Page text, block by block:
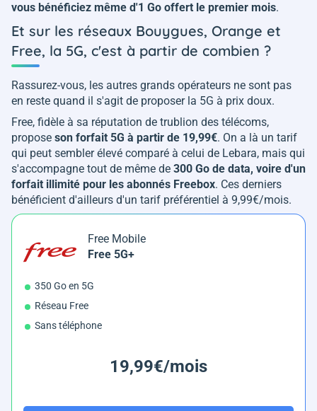
vous bénéficiez même d'1 Go offert le premier mois.
Et sur les réseaux Bouygues, Orange et
Free, la 5G, c'est à partir de combien ?
Rassurez-vous, les autres grands opérateurs ne sont pas
en reste quand il s'agit de proposer la 5G à prix doux.
Free, fidèle à sa réputation de trublion des télécoms,
propose son forfait 5G à partir de 19,99€. On a là un tarif
qui peut sembler élevé comparé à celui de Lebara, mais qui
s'accompagne tout de même de 300 Go de data, voire d'un
forfait illimité pour les abonnés Freebox. Ces derniers
bénéficient d'ailleurs d'un tarif préférentiel à 9,99€/mois.
Free Mobile
Free 5G+
350 Go en 5G
Réseau Free
Sans téléphone
19,99€/mois